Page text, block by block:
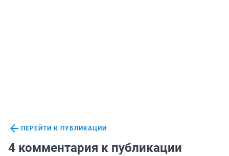
ПЕРЕЙТИ К ПУБЛИКАЦИИ
4 комментария к публикации